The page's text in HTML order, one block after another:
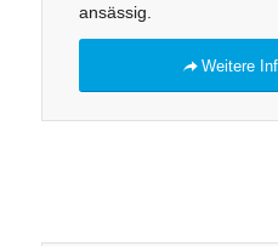
ansässig.
Weitere